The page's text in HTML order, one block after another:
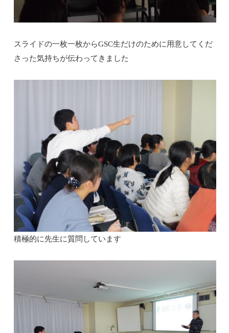
スライドの一枚一枚からGSC生だけのために用意してくだ
さった気持ちが伝わってきました
積極的に先生に質問しています